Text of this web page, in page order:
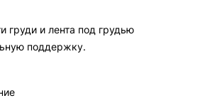
груди и лента под грудью
поддержку.